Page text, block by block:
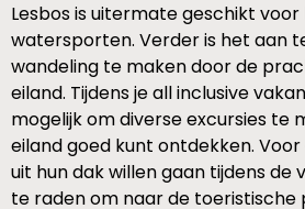
Lesbos is uitermate geschikt
watersporten. Verder is het aan
wandeling te maken door de
eiland. Tijdens je all inclusive
mogelijk om diverse excursies te
eiland goed kunt ontdekken.
uit hun dak willen gaan tijdens de
te raden om naar de toeristische